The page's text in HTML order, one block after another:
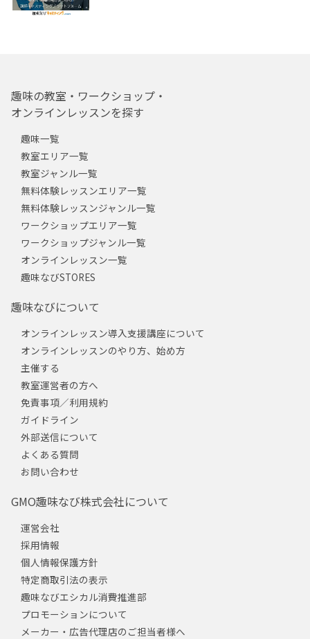
趣味の教室・ワークショップ・
オンラインレッスンを探す
趣味一覧
教室エリア一覧
教室ジャンル一覧
無料体験レッスンエリア一覧
無料体験レッスンジャンル一覧
ワークショップエリア一覧
ワークショップジャンル一覧
オンラインレッスン一覧
趣味なびSTORES
趣味なびについて
オンラインレッスン導入支援講座について
オンラインレッスンのやり方、始め方
主催する
教室運営者の方へ
免責事項／利用規約
ガイドライン
外部送信について
よくある質問
お問い合わせ
GMO趣味なび株式会社について
運営会社
採用情報
個人情報保護方針
特定商取引法の表示
趣味なびエシカル消費推進部
プロモーションについて
メーカー・広告代理店のご担当者様へ